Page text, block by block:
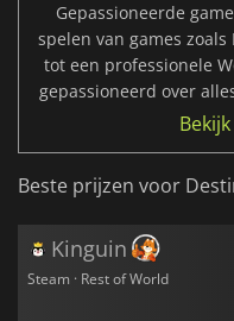
Gepassioneerde
spelen van games
tot een professionele
gepassioneerd over
Beste prijzen voor
Kinguin
Steam · Rest of World